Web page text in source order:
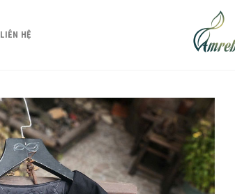
LIÊN HỆ
Add to
wishlist